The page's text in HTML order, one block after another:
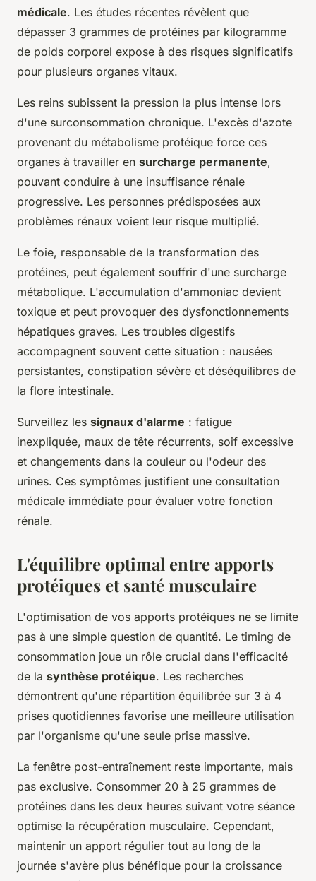
médicale. Les études récentes révèlent que
dépasser 3 grammes de protéines par kilogramme
de poids corporel expose à des risques significatifs
pour plusieurs organes vitaux.
Les reins subissent la pression la plus intense lors
d'une surconsommation chronique. L'excès d'azote
provenant du métabolisme protéique force ces
organes à travailler en surcharge permanente,
pouvant conduire à une insuffisance rénale
progressive. Les personnes prédisposées aux
problèmes rénaux voient leur risque multiplié.
Le foie, responsable de la transformation des
protéines, peut également souffrir d'une surcharge
métabolique. L'accumulation d'ammoniac devient
toxique et peut provoquer des dysfonctionnements
hépatiques graves. Les troubles digestifs
accompagnent souvent cette situation : nausées
persistantes, constipation sévère et déséquilibres de
la flore intestinale.
Surveillez les signaux d'alarme : fatigue
inexpliquée, maux de tête récurrents, soif excessive
et changements dans la couleur ou l'odeur des
urines. Ces symptômes justifient une consultation
médicale immédiate pour évaluer votre fonction
rénale.
L'équilibre optimal entre apports
protéiques et santé musculaire
L'optimisation de vos apports protéiques ne se limite
pas à une simple question de quantité. Le timing de
consommation joue un rôle crucial dans l'efficacité
de la synthèse protéique. Les recherches
démontrent qu'une répartition équilibrée sur 3 à 4
prises quotidiennes favorise une meilleure utilisation
par l'organisme qu'une seule prise massive.
La fenêtre post-entraînement reste importante, mais
pas exclusive. Consommer 20 à 25 grammes de
protéines dans les deux heures suivant votre séance
optimise la récupération musculaire. Cependant,
maintenir un apport régulier tout au long de la
journée s'avère plus bénéfique pour la croissance